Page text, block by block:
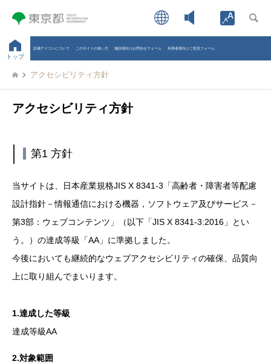
Open
トップ
設備アイコンについて このサイトの使い方 施設様向けお問合せフォーム 利用者様向けご意見フォーム
アクセシビリティ方針
アクセシビリティ方針
第1 方針
当サイトは、日本産業規格JIS X 8341-3「高齢者・障害者等配慮
設計指針－情報通信における機器，ソフトウェア及びサービス－
第3部：ウェブコンテンツ」（以下「JIS X 8341-3:2016」とい
う。）の達成等級「AA」に準拠しました。
今後においても継続的なウェブアクセシビリティの確保、品質向
上に取り組んでまいります。
1.達成した等級
達成等級AA
2.対象範囲